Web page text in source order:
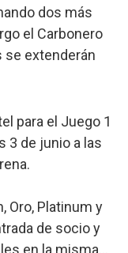
dos más
el Carbonero
se extenderán
para el Juego 1
3 de junio a las
Oro, Platinum y
de socio y
en la misma…